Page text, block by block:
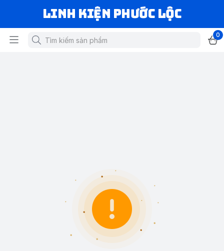
LINH KIỆN PHƯỚC LỘC
0